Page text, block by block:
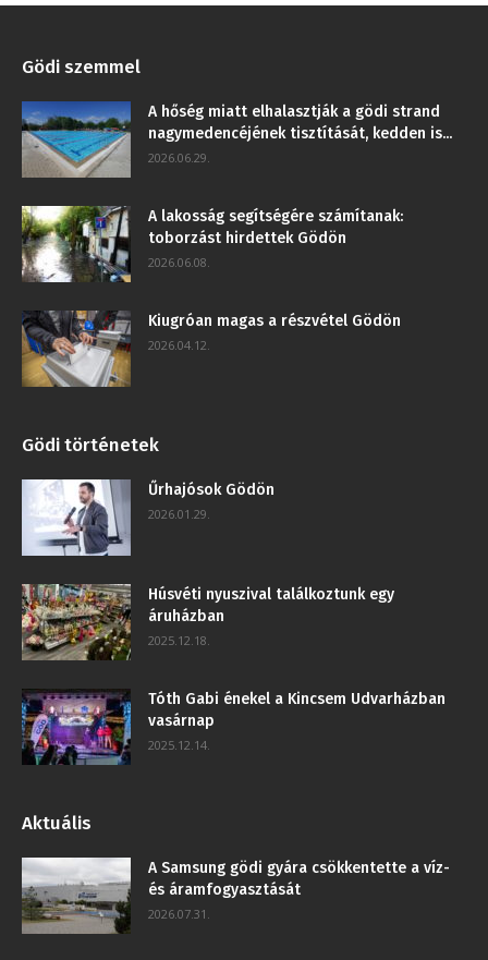
Gödi szemmel
A hőség miatt elhalasztják a gödi strand
nagymedencéjének tisztítását, kedden is...
2026.06.29.
A lakosság segítségére számítanak:
toborzást hirdettek Gödön
2026.06.08.
Kiugróan magas a részvétel Gödön
2026.04.12.
Gödi történetek
Űrhajósok Gödön
2026.01.29.
Húsvéti nyuszival találkoztunk egy
áruházban
2025.12.18.
Tóth Gabi énekel a Kincsem Udvarházban
vasárnap
2025.12.14.
Aktuális
A Samsung gödi gyára csökkentette a víz-
és áramfogyasztását
2026.07.31.